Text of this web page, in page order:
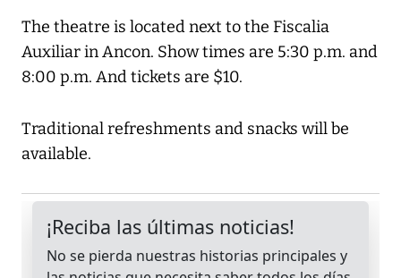
The theatre is located next to the Fiscalia
Auxiliar in Ancon. Show times are 5:30 p.m. and
8:00 p.m. And tickets are $10.
Traditional refreshments and snacks will be
available.